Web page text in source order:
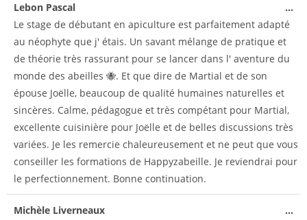
Lebon Pascal
Le stage de débutant en apiculture est parfaitement adapté
au néophyte que j' étais. Un savant mélange de pratique et
de théorie très rassurant pour se lancer dans l' aventure du
monde des abeilles 🐝. Et que dire de Martial et de son
épouse Joëlle, beaucoup de qualité humaines naturelles et
sincères. Calme, pédagogue et très compétant pour Martial,
excellente cuisinière pour Joëlle et de belles discussions très
variées. Je les remercie chaleureusement et ne peut que vous
conseiller les formations de Happyzabeille. Je reviendrai pour
le perfectionnement. Bonne continuation.
...
Michèle Liverneaux
...